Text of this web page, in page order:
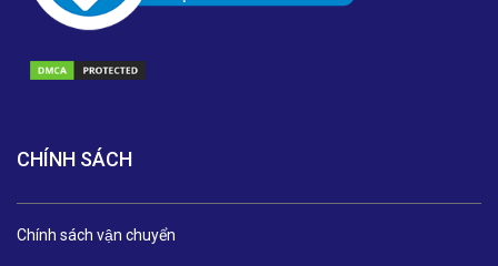
CHÍNH SÁCH
Chính sách vận chuyển